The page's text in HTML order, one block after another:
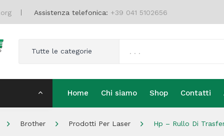
Assistenza telefonica: +39 041 5102656
Tutte le categorie
Home Chi siamo Shop Contatti
Home Chi siamo Shop Contatti
Brother Prodotti Per Laser Hp – Rullo Di